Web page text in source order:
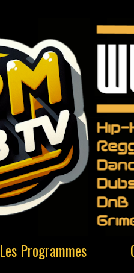
Les Programmes